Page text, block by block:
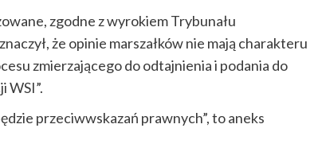
zgodne z wyrokiem Trybunału
że opinie marszałków nie mają charakteru
zmierzającego do odtajnienia i podania do
WSI”.
przeciwwskazań prawnych”, to aneks